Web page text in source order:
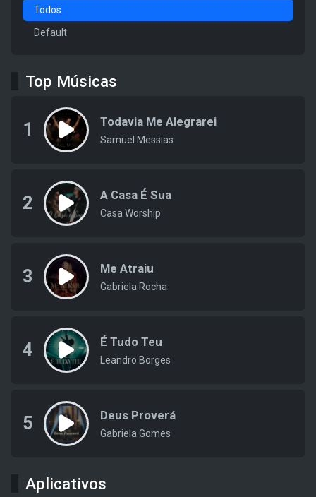
Todos
Default
Top Músicas
1 Todavia Me Alegrarei
Samuel Messias
2 A Casa É Sua
Casa Worship
3 Me Atraiu
Gabriela Rocha
4 É Tudo Teu
Leandro Borges
5 Deus Proverá
Gabriela Gomes
Aplicativos